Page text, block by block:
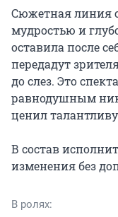
Сюжетная линия
мудростью и
оставила после
передадут
до слез. Это
равнодушным
ценил
В состав
изменения без
В ролях: